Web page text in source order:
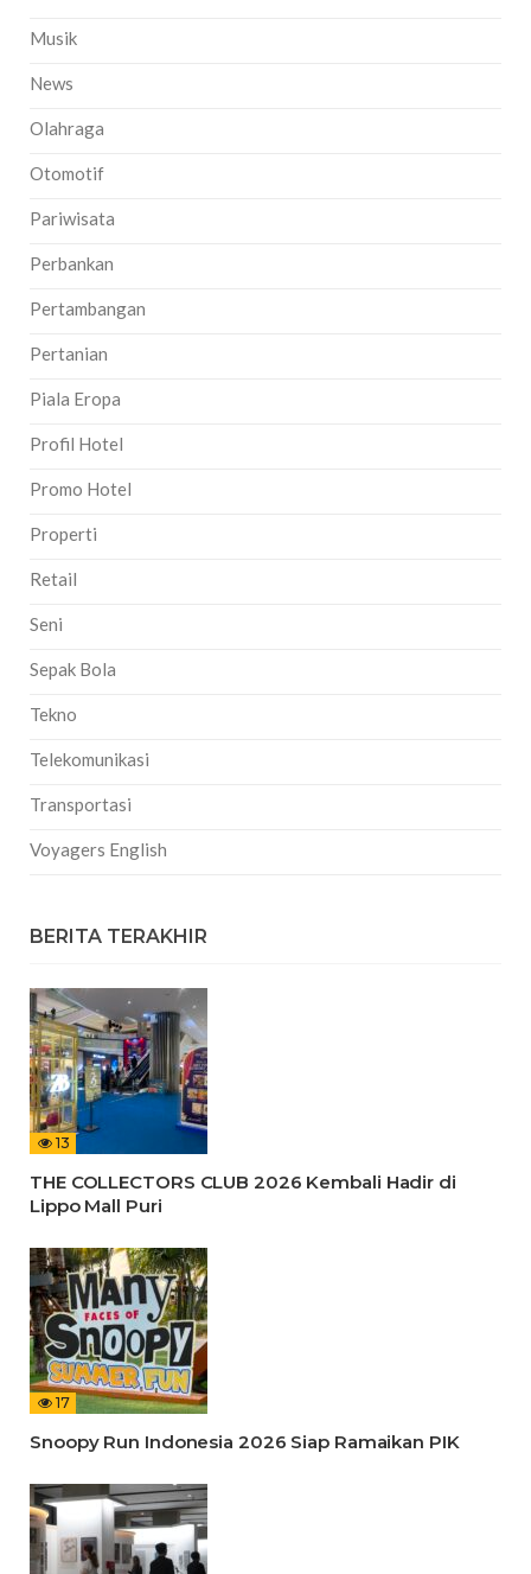
Musik
News
Olahraga
Otomotif
Pariwisata
Perbankan
Pertambangan
Pertanian
Piala Eropa
Profil Hotel
Promo Hotel
Properti
Retail
Seni
Sepak Bola
Tekno
Telekomunikasi
Transportasi
Voyagers English
BERITA TERAKHIR
13
THE COLLECTORS CLUB 2026 Kembali Hadir di
Lippo Mall Puri
17
Snoopy Run Indonesia 2026 Siap Ramaikan PIK